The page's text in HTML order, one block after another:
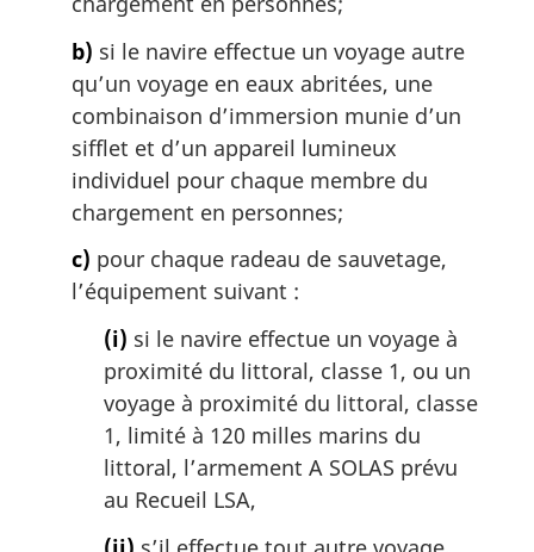
b) si le navire effectue un voyage autre
qu’un voyage en eaux abritées, une
combinaison d’immersion munie d’un
sifflet et d’un appareil lumineux
individuel pour chaque membre du
chargement en personnes;
c) pour chaque radeau de sauvetage,
l’équipement suivant :
(i) si le navire effectue un voyage à
proximité du littoral, classe 1, ou un
voyage à proximité du littoral, classe
1, limité à 120 milles marins du
littoral, l’armement A SOLAS prévu
au Recueil LSA,